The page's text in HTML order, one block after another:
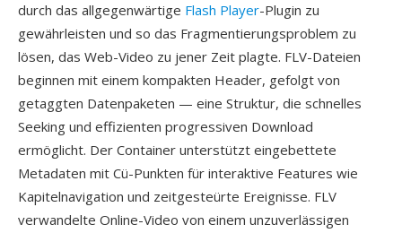
durch das allgegenwärtige Flash Player-Plugin zu
gewährleisten und so das Fragmentierungsproblem zu
lösen, das Web-Video zu jener Zeit plagte. FLV-Dateien
beginnen mit einem kompakten Header, gefolgt von
getaggten Datenpaketen — eine Struktur, die schnelles
Seeking und effizienten progressiven Download
ermöglicht. Der Container unterstützt eingebettete
Metadaten mit Cü-Punkten für interaktive Features wie
Kapitelnavigation und zeitgesteürte Ereignisse. FLV
verwandelte Online-Video von einem unzuverlässigen